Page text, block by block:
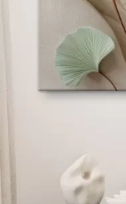
Ft
Élénk, gazdag
Fakulásálló
✓Biztonságos,
Eco-